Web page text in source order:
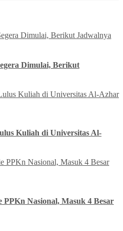
Dimulai, Berikut
Kuliah di Universitas Al-
PPKn Nasional, Masuk 4 Besar